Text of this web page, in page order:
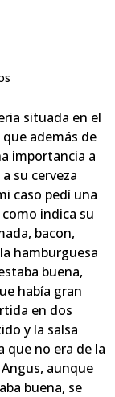
situada en el
además de
importancia a
su cerveza
caso pedí una
indica su
bacon,
hamburguesa
buena,
había gran
en dos
y la salsa
que no era de la
aunque
buena, se